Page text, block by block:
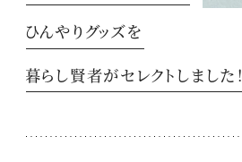
ひんやりグッズを
暮らし賢者がセレクトしました！